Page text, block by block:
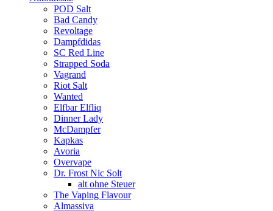
POD Salt
Bad Candy
Revoltage
Dampfdidas
SC Red Line
Strapped Soda
Vagrand
Riot Salt
Wanted
Elfbar Elfliq
Dinner Lady
McDampfer
Kapkas
Avoria
Overvape
Dr. Frost Nic Solt
alt ohne Steuer
The Vaping Flavour
Almassiva